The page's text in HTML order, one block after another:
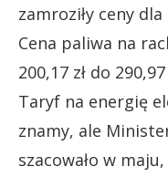
zamroziły ceny
Cena paliwa na
200,17 zł do
Taryf na energię
znamy, ale
szacowało w